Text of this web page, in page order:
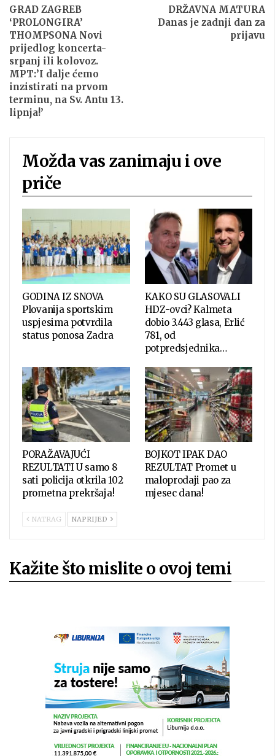
GRAD ZAGREB
‘PROLONGIRA’
THOMPSONA Novi
prijedlog koncerta-
srpanj ili kolovoz.
MPT:’I dalje ćemo
inzistirati na prvom
terminu, na Sv. Antu 13.
lipnja!’
DRŽAVNA MATURA
Danas je zadnji dan za
prijavu
Možda vas zanimaju i ove
priče
GODINA IZ SNOVA
Plovanija sportskim
uspjesima potvrdila
status ponosa Zadra
KAKO SU GLASOVALI
HDZ-ovci? Kalmeta
dobio 3.443 glasa, Erlić
781, od
potpredsjednika…
PORAŽAVAJUĆI
REZULTATI U samo 8
sati policija otkrila 102
prometna prekršaja!
BOJKOT IPAK DAO
REZULTAT Promet u
maloprodaji pao za
mjesec dana!
NATRAG NAPRIJED
Kažite što mislite o ovoj temi